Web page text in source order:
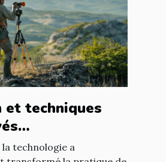
et techniques
modernes
technologie a